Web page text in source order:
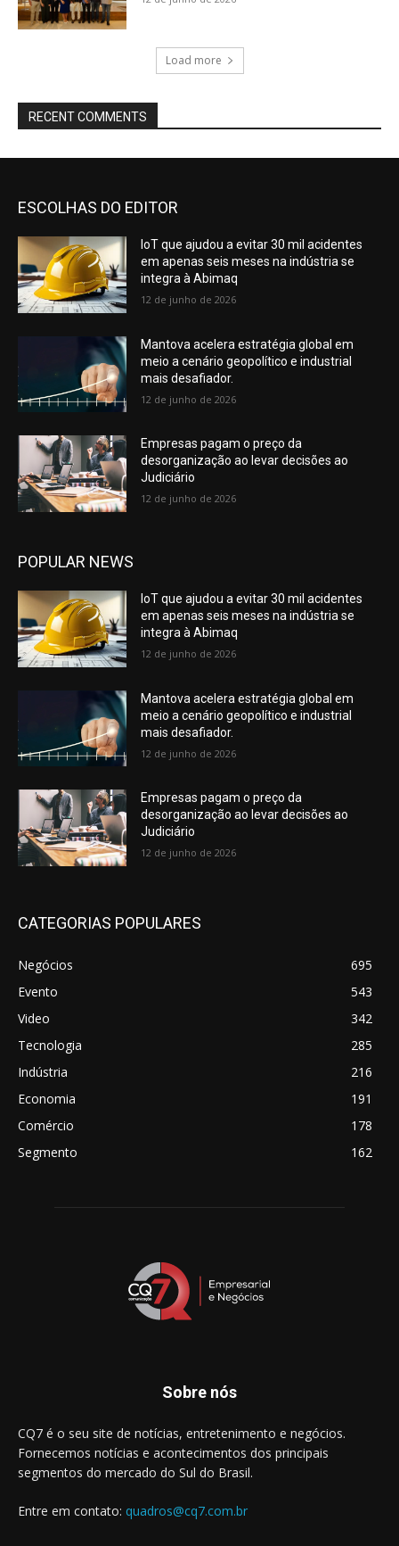
Load more
RECENT COMMENTS
ESCOLHAS DO EDITOR
IoT que ajudou a evitar 30 mil acidentes
em apenas seis meses na indústria se
integra à Abimaq
12 de junho de 2026
Mantova acelera estratégia global em
meio a cenário geopolítico e industrial
mais desafiador.
12 de junho de 2026
Empresas pagam o preço da
desorganização ao levar decisões ao
Judiciário
12 de junho de 2026
POPULAR NEWS
IoT que ajudou a evitar 30 mil acidentes
em apenas seis meses na indústria se
integra à Abimaq
12 de junho de 2026
Mantova acelera estratégia global em
meio a cenário geopolítico e industrial
mais desafiador.
12 de junho de 2026
Empresas pagam o preço da
desorganização ao levar decisões ao
Judiciário
12 de junho de 2026
CATEGORIAS POPULARES
Negócios
695
Evento
543
Video
342
Tecnologia
285
Indústria
216
Economia
191
Comércio
178
Segmento
162
Sobre nós
CQ7 é o seu site de notícias, entretenimento e negócios.
Fornecemos notícias e acontecimentos dos principais
segmentos do mercado do Sul do Brasil.
Entre em contato: quadros@cq7.com.br